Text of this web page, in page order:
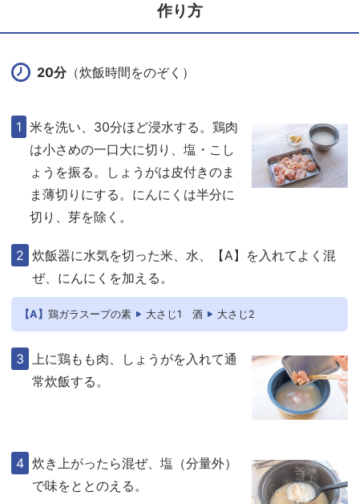
作り方
20分（炊飯時間をのぞく）
米を洗い、30分ほど浸水する。鶏肉
は小さめの一口大に切り、塩・こし
ょうを振る。しょうがは皮付きのま
ま薄切りにする。にんにくは半分に
切り、芽を除く。
炊飯器に水気を切った米、水、【A】を入れてよく混
ぜ、にんにくを加える。
【A】 鶏ガラスープの素 大さじ1 酒 大さじ2
上に鶏もも肉、しょうがを入れて通
常炊飯する。
炊き上がったら混ぜ、塩（分量外）
で味をととのえる。